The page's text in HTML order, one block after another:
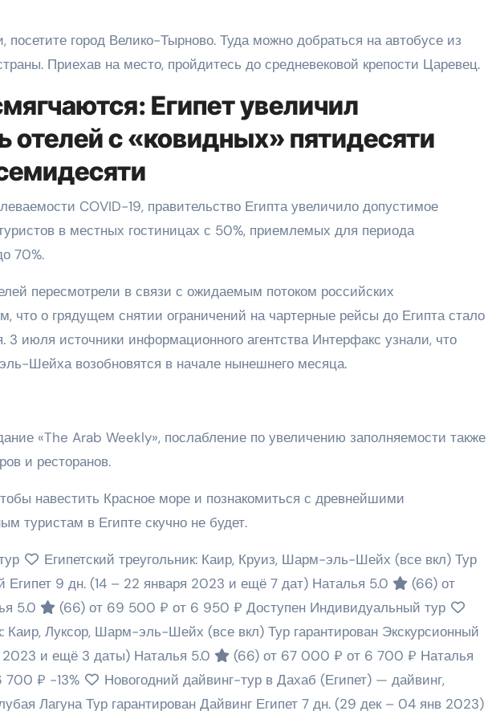
город Велико-Тырново. Туда можно добраться на автобусе из
Приехав на место, пройдитесь до средневековой крепости Царевец.
Египет увеличил
отелей с «ковидных» пятидесяти
COVID-19, правительство Египта увеличило допустимое
в местных гостиницах с 50%, приемлемых для периода
70%.
пересмотрели в связи с ожидаемым потоком российских
что о грядущем снятии ограничений на чартерные рейсы до Египта стало
3 июля источники информационного агентства Интерфакс узнали, что
Шейха возобновятся в начале нынешнего месяца.
«The Arab Weekly», послабление по увеличению заполняемости также
и ресторанов.
навестить Красное море и познакомиться с древнейшими
туристам в Египте скучно не будет.
Египетский треугольник: Каир, Круиз, Шарм-эль-Шейх (все вкл) Тур
Египет 9 дн. (14 – 22 января 2023 и ещё 7 дат) Наталья 5.0 (66) от
5.0 (66) от 69 500 ₽ от 6 950 ₽ Доступен Индивидуальный тур
Каир, Луксор, Шарм-эль-Шейх (все вкл) Тур гарантирован Экскурсионный
2023 и ещё 3 даты) Наталья 5.0 (66) от 67 000 ₽ от 6 700 ₽ Наталья
700 ₽ -13%
Новогодний дайвинг-тур в Дахаб (Египет) — дайвинг,
Лагуна Тур гарантирован Дайвинг Египет 7 дн. (29 дек – 04 янв 2023)